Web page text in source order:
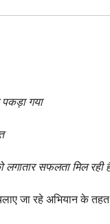
पकड़ा गया
सफलता मिल
जा रहे अभियान के